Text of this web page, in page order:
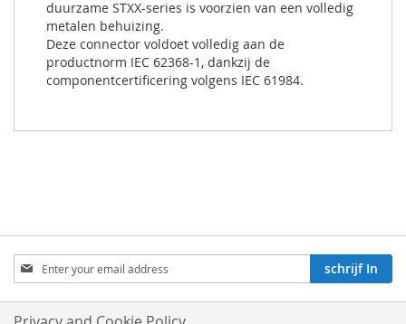
duurzame STXX-series is voorzien van een volledig
metalen behuizing.
Deze connector voldoet volledig aan de
productnorm IEC 62368-1, dankzij de
componentcertificering volgens IEC 61984.
Aboneren
op
onze
nieuwsbrief:
schrijf In